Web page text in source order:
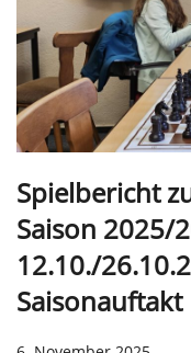
Spielbericht
Saison 2025/
12.10./
Saisonauftakt